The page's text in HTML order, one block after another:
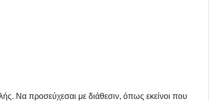
Να προσεύχεσαι με διάθεσιν, όπως εκείνοι που